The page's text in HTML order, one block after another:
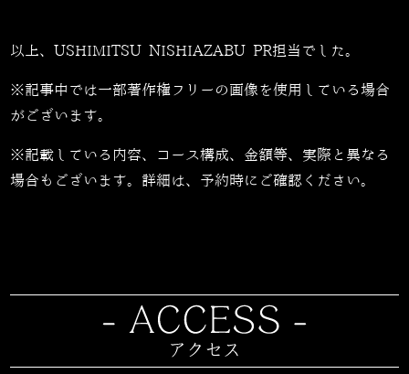
以上、USHIMITSU NISHIAZABU PR担当でした。
※記事中では一部著作権フリーの画像を使用している場合
がございます。
※記載している内容、コース構成、金額等、実際と異なる
場合もございます。詳細は、予約時にご確認ください。